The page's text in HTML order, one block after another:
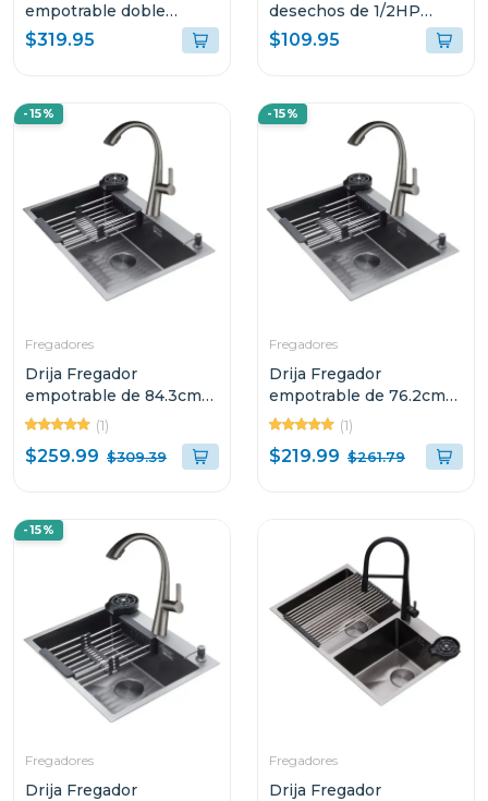
empotrable doble
funcion agua fria y
caliente 84cm siena
$319.95
desechos de 1/2HP
frantoio
$109.95
-15%
Fregadores
Drija Fregador
empotrable de 84.3cm
acabado en acero
BOLONIA84
(1)
$259.99 $309.39
-15%
Fregadores
Drija Fregador
empotrable de 76.2cm
acabado en acero
BOLONIA76
(1)
$219.99 $261.79
-15%
Fregadores
Drija Fregador
Fregadores
Drija Fregador